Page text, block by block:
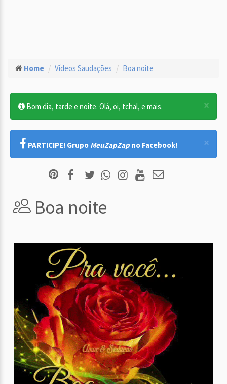
Home Vídeos Saudações Boa noite
×
Bom dia, tarde e noite. Olá, oi, tchal, e mais.
×
PARTICIPE! Grupo MeuZapZap no Facebook!
Boa noite